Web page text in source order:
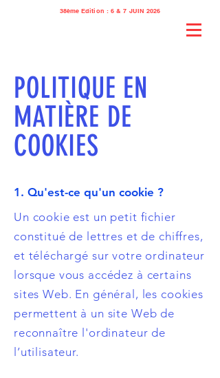
38ème Edition : 6 & 7 JUIN 2026
POLITIQUE EN
MATIÈRE DE
COOKIES
1. Qu'est-ce qu'un cookie ?
Un cookie est un petit fichier
constitué de lettres et de chiffres,
et téléchargé sur votre ordinateur
lorsque vous accédez à certains
sites Web. En général, les cookies
permettent à un site Web de
reconnaître l'ordinateur de
l’utilisateur.